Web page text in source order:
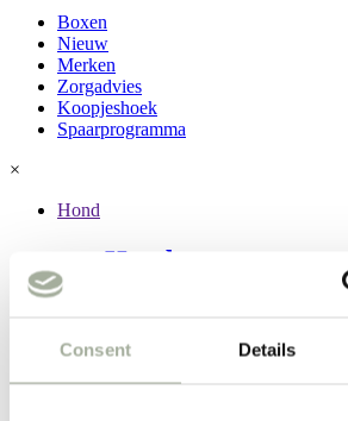
Consent Details
Boxen
Nieuw
Merken
Zorgadvies
Koopjeshoek
Spaarprogramma
×
Hond
Hond
Snacks